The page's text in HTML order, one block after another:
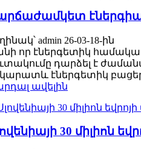
admin 26-03-18-ին
որ էներգետիկ
դարձել է
էներգետիկ
ավելին
30 միլիոն